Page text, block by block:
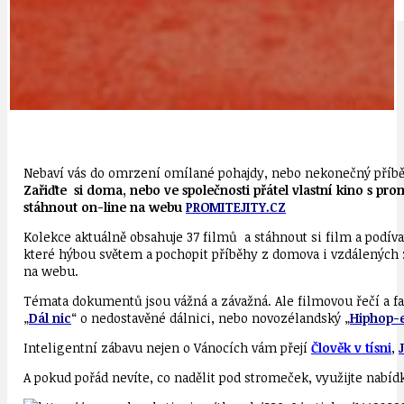
Nebaví vás do omrzení omílané pohajdy, nebo nekonečný
Zařiďte si doma, nebo ve společnosti přátel vlastní kino s
stáhnout on-line na webu PROMITEJITY.CZ
Kolekce aktuálně obsahuje 37 filmů a stáhnout si film a
které hýbou světem a pochopit příběhy z domova i
na webu.
Témata dokumentů jsou vážná a závažná. Ale filmovou řečí
„Dál nic“ o nedostavěné dálnici, nebo novozélandský „Hiphop-
Inteligentní zábavu nejen o Vánocích vám přejí Člověk v tísni,
A pokud pořád nevíte, co nadělit pod stromeček, využijte